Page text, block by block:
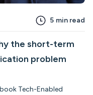
5 min read
the short-term
problem
Tech-Enabled